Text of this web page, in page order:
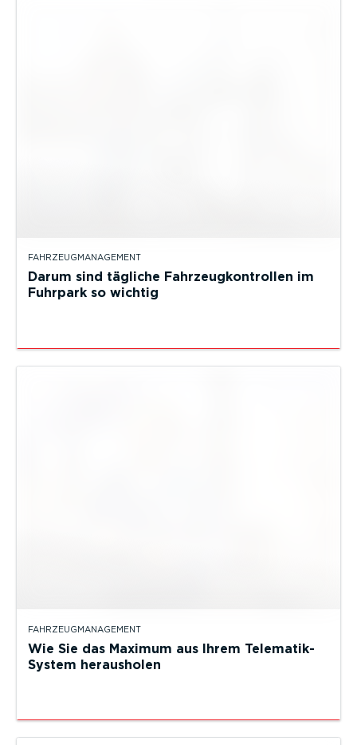
FAHRZEUGMANAGEMENT
Darum sind tägliche Fahrzeugkontrollen im
Fuhrpark so wichtig
FAHRZEUGMANAGEMENT
Wie Sie das Maximum aus Ihrem Telematik-
System herausholen